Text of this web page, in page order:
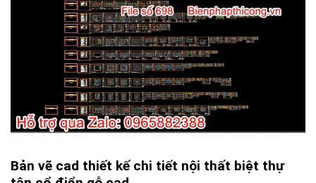
Bản vẽ cad thiết kế chi tiết nội thất biệt thự